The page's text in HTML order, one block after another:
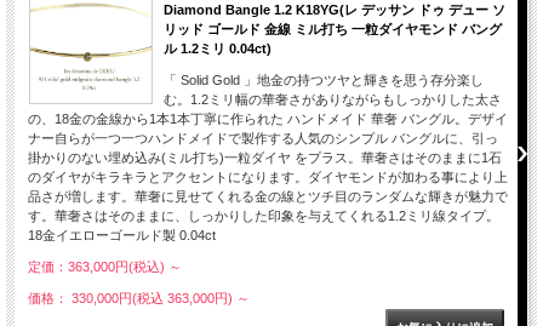
Diamond Bangle 1.2 K18YG(レ デッサン ドゥ デュー ソ
リッド ゴールド 金線 ミル打ち 一粒ダイヤモンド バング
ル 1.2ミリ 0.04ct)
「 Solid Gold 」地金の持つツヤと輝きを思う存分楽し
む。1.2ミリ幅の華奢さがありながらもしっかりした太さ
の、18金の金線から1本1本丁寧に作られた ハンドメイド 華奢 バングル。デザイ
ナー自らが一つ一つハンドメイドで製作する人気のシンプル バングルに、引っ
掛かりのない埋め込み(ミル打ち)一粒ダイヤ をプラス。華奢さはそのままに1石
のダイヤがキラキラとアクセントになります。ダイヤモンドが加わる事により上
品さが増します。華奢に見せてくれる金の線とツチ目のランダムな輝きが魅力で
す。華奢さはそのままに、しっかりした印象を与えてくれる1.2ミリ線タイプ。
18金イエローゴールド製 0.04ct
定価：363,000円(税込) ～
価格： 330,000円(税込 363,000円) ～